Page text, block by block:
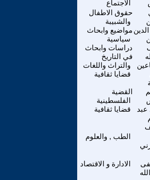
الاجتماع
حقوق الاطفال
والشبيبة
مواضيع وابحاث
سياسية
دراسات وابحاث
في التاريخ
والتراث واللغات
قضايا ثقافية
القضية
الفلسطينية
قضايا ثقافية
الطب , والعلوم
الادارة و الاقتصاد